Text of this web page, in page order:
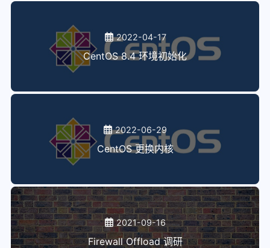
2022-04-17
CentOS 8.4 环境初始化
2022-06-29
CentOS 更换内核
2021-09-16
Firewall Offload 调研